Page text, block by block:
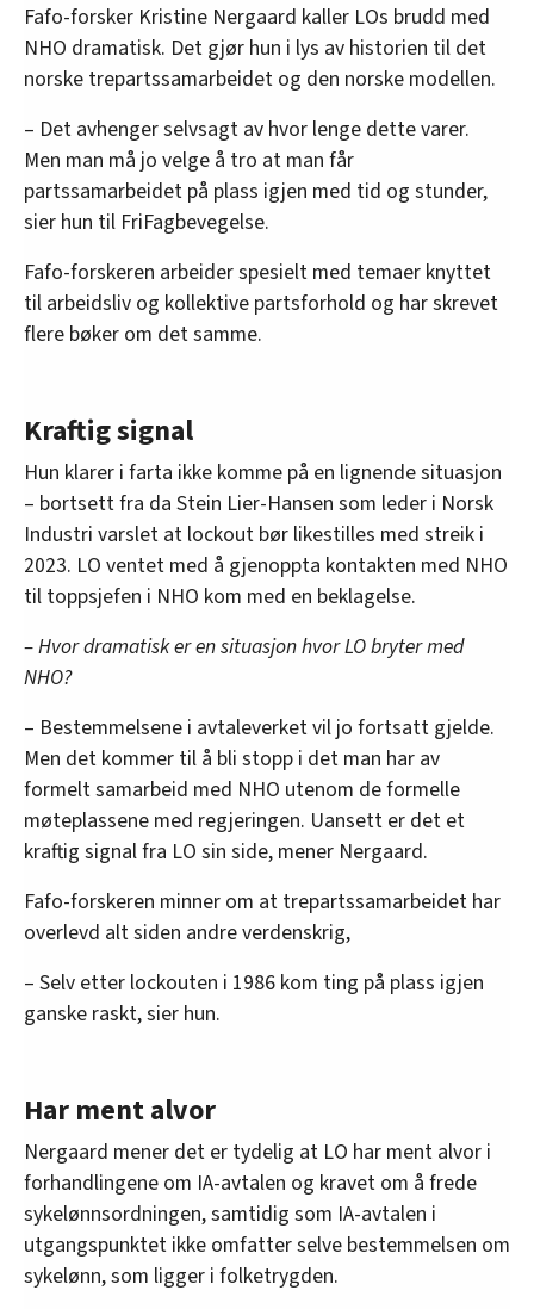
Fafo-forsker Kristine Nergaard kaller LOs brudd med
NHO dramatisk. Det gjør hun i lys av historien til det
norske trepartssamarbeidet og den norske modellen.
– Det avhenger selvsagt av hvor lenge dette varer.
Men man må jo velge å tro at man får
partssamarbeidet på plass igjen med tid og stunder,
sier hun til FriFagbevegelse.
Fafo-forskeren arbeider spesielt med temaer knyttet
til arbeidsliv og kollektive partsforhold og har skrevet
flere bøker om det samme.
Kraftig signal
Hun klarer i farta ikke komme på en lignende situasjon
– bortsett fra da Stein Lier-Hansen som leder i Norsk
Industri varslet at lockout bør likestilles med streik i
2023. LO ventet med å gjenoppta kontakten med NHO
til toppsjefen i NHO kom med en beklagelse.
– Hvor dramatisk er en situasjon hvor LO bryter med
NHO?
– Bestemmelsene i avtaleverket vil jo fortsatt gjelde.
Men det kommer til å bli stopp i det man har av
formelt samarbeid med NHO utenom de formelle
møteplassene med regjeringen. Uansett er det et
kraftig signal fra LO sin side, mener Nergaard.
Fafo-forskeren minner om at trepartssamarbeidet har
overlevd alt siden andre verdenskrig,
– Selv etter lockouten i 1986 kom ting på plass igjen
ganske raskt, sier hun.
Har ment alvor
Nergaard mener det er tydelig at LO har ment alvor i
forhandlingene om IA-avtalen og kravet om å frede
sykelønnsordningen, samtidig som IA-avtalen i
utgangspunktet ikke omfatter selve bestemmelsen om
sykelønn, som ligger i folketrygden.